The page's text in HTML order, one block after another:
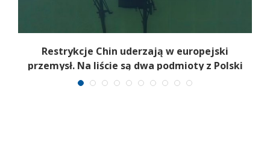
Restrykcje Chin uderzają w europejski
przemysł. Na liście są dwa podmioty z Polski